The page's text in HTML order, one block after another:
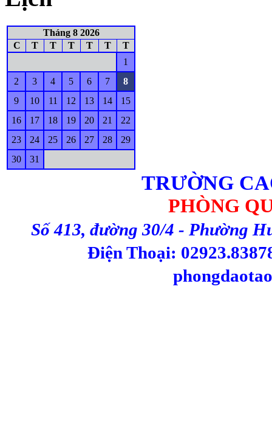
Tháng 8 2026
C
T T T T T
T
1
2
3 4 5 6 7
8
9
10 11 12 13 14
15
16
17 18 19 20 21
22
23
24 25 26 27 28
29
30
31
TRƯỜNG
PHÒNG
Số 413, đường 30/4 - Phường
Điện Thoại: